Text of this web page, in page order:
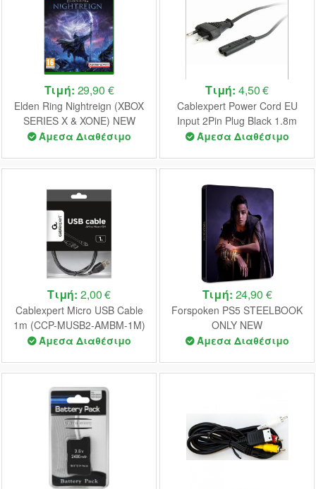
Τιμή: 29,90 €
Elden Ring Nightreign (XBOX
SERIES X & XONE) NEW
Άμεσα Διαθέσιμο
Τιμή: 4,50 €
Cablexpert Power Cord EU
Input 2Pin Plug Black 1.8m
Άμεσα Διαθέσιμο
Τιμή: 2,00 €
Cablexpert Micro USB Cable
1m (CCP-MUSB2-AMBM-1M)
Άμεσα Διαθέσιμο
Τιμή: 24,90 €
Forspoken PS5 STEELBOOK
ONLY NEW
Άμεσα Διαθέσιμο